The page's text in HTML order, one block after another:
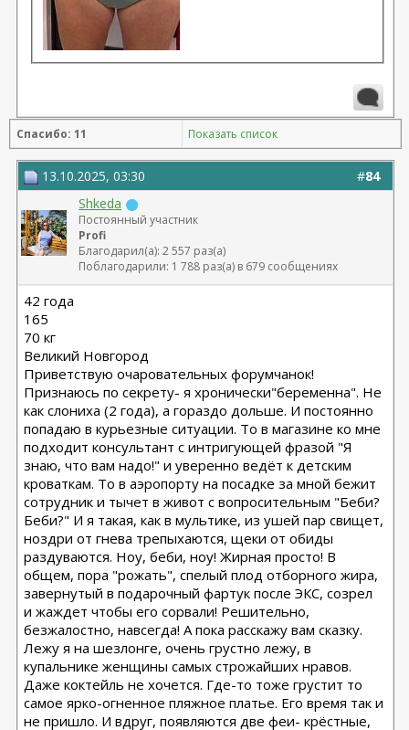
Спасибо: 11 Показать список
#84
13.10.2025, 03:30
Shkeda
Постоянный участник
Profi
Благодарил(а): 2 557 раз(а)
Поблагодарили: 1 788 раз(а) в 679 сообщениях
42 года
165
70 кг
Великий Новгород
Приветствую очаровательных форумчанок!
Признаюсь по секрету- я хронически"беременна". Не
как слониха (2 года), а гораздо дольше. И постоянно
попадаю в курьезные ситуации. То в магазине ко мне
подходит консультант с интригующей фразой "Я
знаю, что вам надо!" и уверенно ведёт к детским
кроваткам. То в аэропорту на посадке за мной бежит
сотрудник и тычет в живот с вопросительным "Беби?
Беби?" И я такая, как в мультике, из ушей пар свищет,
ноздри от гнева трепыхаются, щеки от обиды
раздуваются. Ноу, беби, ноу! Жирная просто! В
общем, пора "рожать", спелый плод отборного жира,
завернутый в подарочный фартук после ЭКС, созрел
и жаждет чтобы его сорвали! Решительно,
безжалостно, навсегда! А пока расскажу вам сказку.
Лежу я на шезлонге, очень грустно лежу, в
купальнике женщины самых строжайших нравов.
Даже коктейль не хочется. Где-то тоже грустит то
самое ярко-огненное пляжное платье. Его время так и
не пришло. И вдруг, появляются две феи- крëстные,